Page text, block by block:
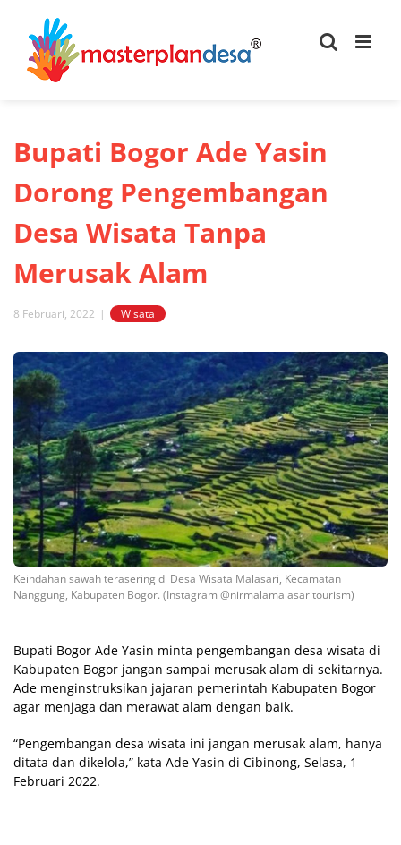
content
Bupati Bogor Ade Yasin
Dorong Pengembangan
Desa Wisata Tanpa
Merusak Alam
8 Februari, 2022 | Wisata
View
Larger
Image
Keindahan sawah terasering di Desa Wisata Malasari, Kecamatan
Nanggung, Kabupaten Bogor. (Instagram @nirmalamalasaritourism)
Bupati Bogor Ade Yasin minta pengembangan desa wisata di
Kabupaten Bogor jangan sampai merusak alam di sekitarnya.
Ade menginstruksikan jajaran pemerintah Kabupaten Bogor
agar menjaga dan merawat alam dengan baik.
“Pengembangan desa wisata ini jangan merusak alam, hanya
ditata dan dikelola,” kata Ade Yasin di Cibinong, Selasa, 1
Februari 2022.